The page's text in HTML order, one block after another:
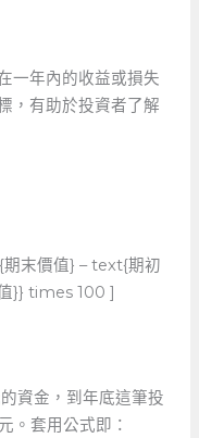
一年內的收益或損失
，有助於投資者了解
末價值} – text{期初
}} times 100 ]
資金，到年底這筆投
。套用公式即：